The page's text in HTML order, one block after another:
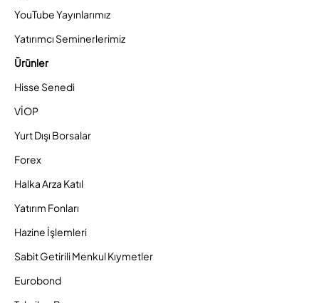
YouTube Yayınlarımız
Yatırımcı Seminerlerimiz
Ürünler
Hisse Senedi
VİOP
Yurt Dışı Borsalar
Forex
Halka Arza Katıl
Yatırım Fonları
Hazine İşlemleri
Sabit Getirili Menkul Kıymetler
Eurobond